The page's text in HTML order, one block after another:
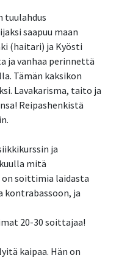
tuulahdus
saapuu maan
(haitari) ja Kyösti
ja vanhaa perinnettä
Tämän kaksikon
Lavakarisma, taito ja
Reipashenkistä
ja
mitä
soittimia laidasta
kontrabassoon, ja
20-30 soittajaa!
kaipaa. Hän on